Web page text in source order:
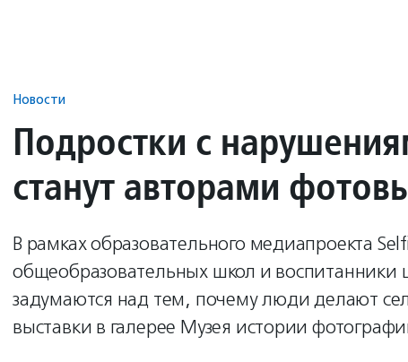
Новости
Подростки с
станут авторами
В рамках образовательного медиапроекта
общеобразовательных школ и воспитанники
задумаются над тем, почему люди делают
выставки в галерее Музея истории